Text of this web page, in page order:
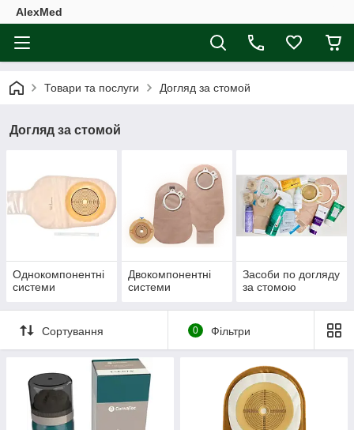
AlexMed
Товари та послуги Догляд за стомой
Догляд за стомой
Однокомпонентні
системи
Двокомпонентні
системи
Засоби по догляду
за стомою
Сортування 0 Фільтри